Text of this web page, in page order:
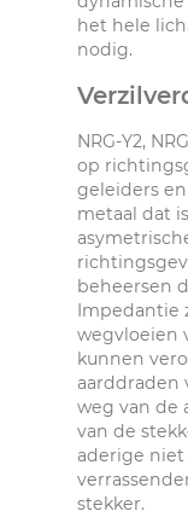
het hele
nodig.
NRG-Y2,
op
geleiders
metaal dat
beheersen
Impedantie
wegvloeien
kunnen
aarddraden
weg van de
van de
aderige niet
stekker.